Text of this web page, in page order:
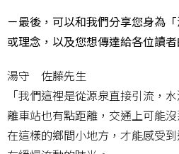
－最後，可以和我們分享您身為
或理念，以及您想傳達給各位讀者
湯守 佐藤先生
「我們這裡是從源泉直接引流，
離車站也有點距離，交通上可能
在這樣的鄉間小地方，才能感受